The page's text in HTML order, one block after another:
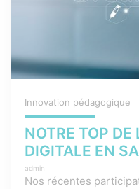
Innovation pédagogique
NOTRE TOP DE
DIGITALE EN
admin
Nos récentes